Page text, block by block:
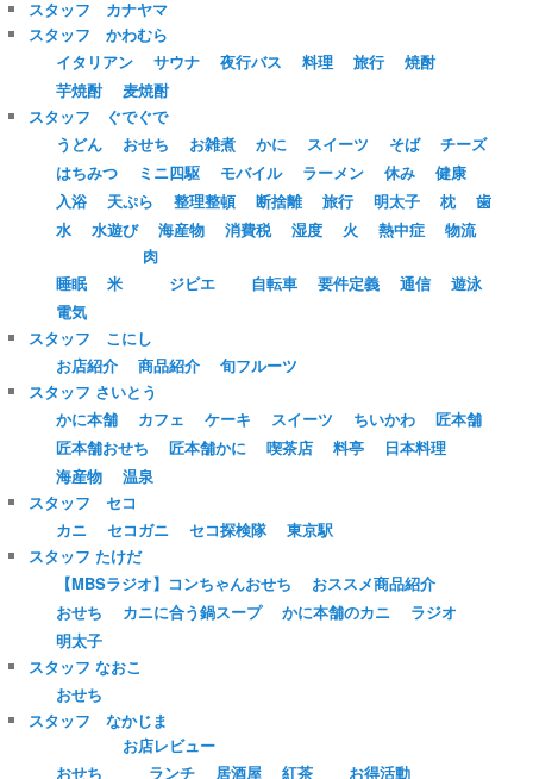
スタッフ カナヤマ
スタッフ かわむら
イタリアン
サウナ 夜行バス 料理 旅行
焼酎
芋焼酎
麦焼酎
スタッフ ぐでぐで
うどん
おせち お雑煮 かに スイーツ そば
チーズ
はちみつ
ミニ四駆 モバイル ラーメン 休み
健康
入浴
天ぷら 整理整頓 断捨離 旅行 明太子 枕
歯
水
水遊び 海産物 消費税 湿度 火 熱中症 物流
睡眠 米
肉
ジビエ
自転車 要件定義 通信
遊泳
電気
スタッフ こにし
お店紹介
商品紹介
旬フルーツ
スタッフ さいとう
かに本舗
カフェ ケーキ スイーツ ちいかわ
匠本舗
匠本舗おせち
匠本舗かに 喫茶店 料亭
日本料理
海産物
温泉
スタッフ セコ
カニ
セコガニ セコ探検隊
東京駅
スタッフ たけだ
【MBSラジオ】コンちゃんおせち
おススメ商品紹介
おせち
カニに合う鍋スープ かに本舗のカニ
ラジオ
明太子
スタッフ なおこ
おせち
スタッフ なかじま
おせち
お店レビュー
ランチ
居酒屋 紅茶
お得活動